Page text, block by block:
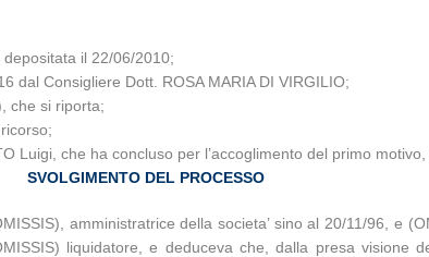
depositata il 22/06/2010;
dal Consigliere Dott. ROSA MARIA DI VIRGILIO;
che si riporta;
Luigi, che ha concluso per l’accoglimento del primo
SVOLGIMENTO DEL PROCESSO
amministratrice della societa’ sino al 20/11/96, e
liquidatore, e deduceva che, dalla presa visione